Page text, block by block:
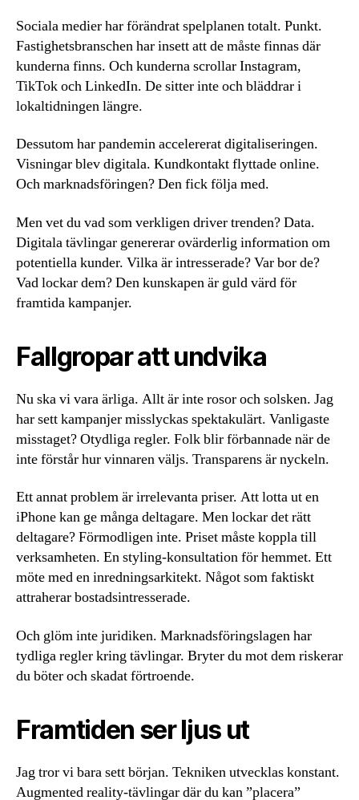
Sociala medier har förändrat spelplanen totalt. Punkt.
Fastighetsbranschen har insett att de måste finnas där
kunderna finns. Och kunderna scrollar Instagram,
TikTok och LinkedIn. De sitter inte och bläddrar i
lokaltidningen längre.
Dessutom har pandemin accelererat digitaliseringen.
Visningar blev digitala. Kundkontakt flyttade online.
Och marknadsföringen? Den fick följa med.
Men vet du vad som verkligen driver trenden? Data.
Digitala tävlingar genererar ovärderlig information om
potentiella kunder. Vilka är intresserade? Var bor de?
Vad lockar dem? Den kunskapen är guld värd för
framtida kampanjer.
Fallgropar att undvika
Nu ska vi vara ärliga. Allt är inte rosor och solsken. Jag
har sett kampanjer misslyckas spektakulärt. Vanligaste
misstaget? Otydliga regler. Folk blir förbannade när de
inte förstår hur vinnaren väljs. Transparens är nyckeln.
Ett annat problem är irrelevanta priser. Att lotta ut en
iPhone kan ge många deltagare. Men lockar det rätt
deltagare? Förmodligen inte. Priset måste koppla till
verksamheten. En styling-konsultation för hemmet. Ett
möte med en inredningsarkitekt. Något som faktiskt
attraherar bostadsintresserade.
Och glöm inte juridiken. Marknadsföringslagen har
tydliga regler kring tävlingar. Bryter du mot dem riskerar
du böter och skadat förtroende.
Framtiden ser ljus ut
Jag tror vi bara sett början. Tekniken utvecklas konstant.
Augmented reality-tävlingar där du kan ”placera”